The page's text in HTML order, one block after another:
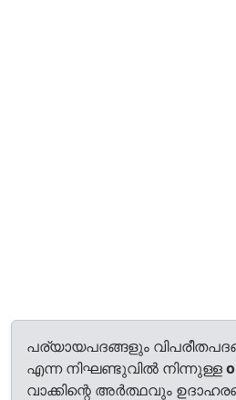
പര്യായപദങ്ങളും
എന്ന നിഘണ്ടുവിൽ നിന്നുള്ള
വാക്കിന്റെ അർത്ഥവും